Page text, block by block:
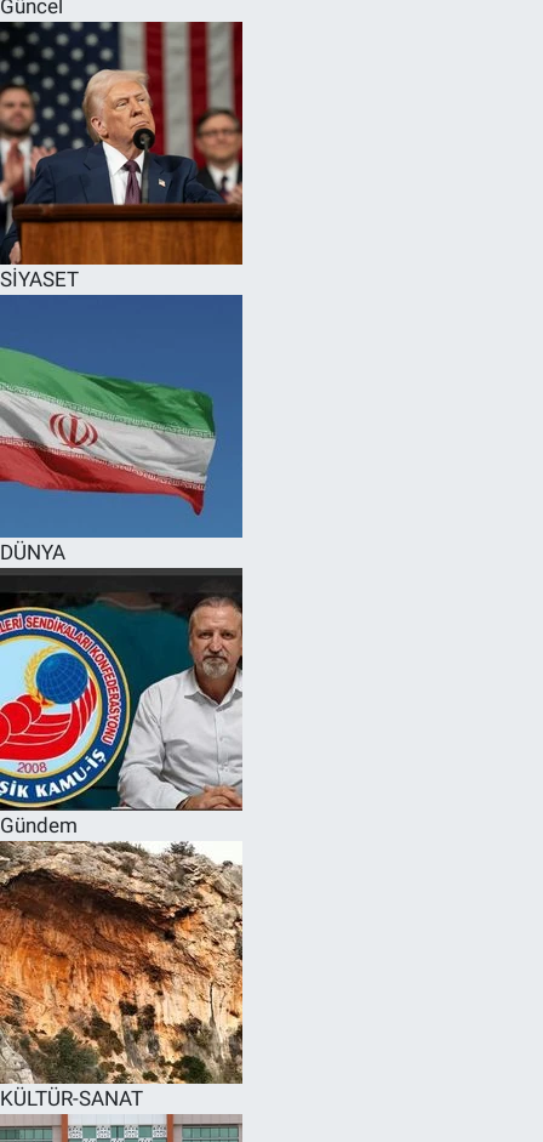
Güncel
SİYASET
DÜNYA
Gündem
KÜLTÜR-SANAT
SPOR
RESMİ İLANLAR